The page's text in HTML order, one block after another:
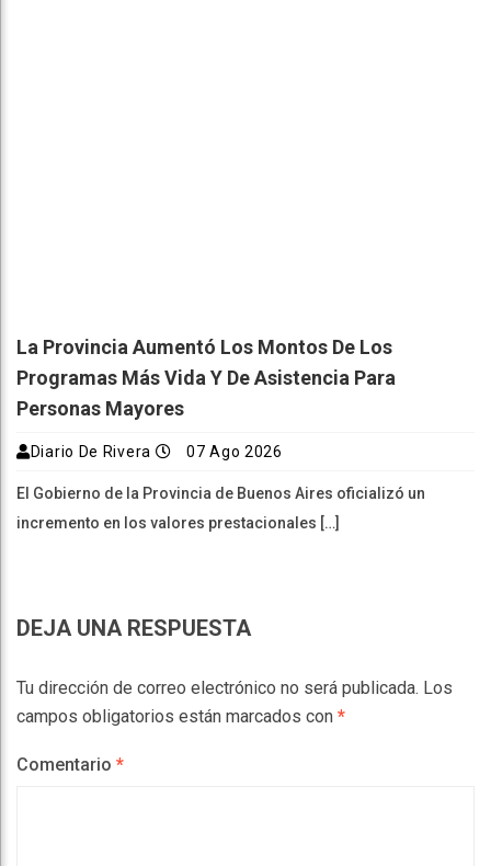
La Provincia Aumentó Los Montos De Los
Programas Más Vida Y De Asistencia Para
Personas Mayores
Diario De Rivera 07 Ago 2026
El Gobierno de la Provincia de Buenos Aires oficializó un
incremento en los valores prestacionales […]
DEJA UNA RESPUESTA
Tu dirección de correo electrónico no será publicada. Los
campos obligatorios están marcados con *
Comentario *